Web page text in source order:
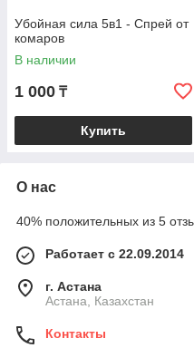
Убойная сила 5в1 - Спрей от
комаров
В наличии
1 000 ₸
Купить
О нас
40% положительных из 5
Работает с 22.09.2014
г. Астана
Астана, Казахстан
Контакты